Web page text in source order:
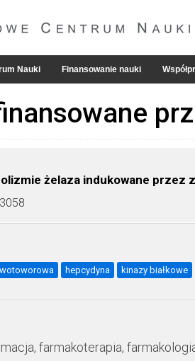
Nauki Finansowanie nauki
żelaza indukowane przez
hepcydyna kinazy białkowe
farmakoterapia,